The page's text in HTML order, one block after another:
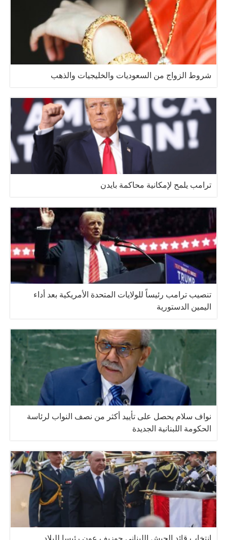
شروط الزواج من السعوديات والخليجيات والذهب
ترامب يلمح لإمكانية محاكمة بايدن
تنصيب ترامب رئيساً للولايات المتحدة الأمريكية بعد أداء
اليمين الدستورية
نواف سلام يحصل على تأييد أكثر من نصف النواب لرئاسة
الحكومة اللبنانية الجديدة
إنتخاب قائد الجيش اللبناني جوزيف عون رئيسا للبلاد